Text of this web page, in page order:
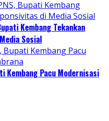
Kembang Tekankan
Sosial
Kembang Pacu Modernisasi